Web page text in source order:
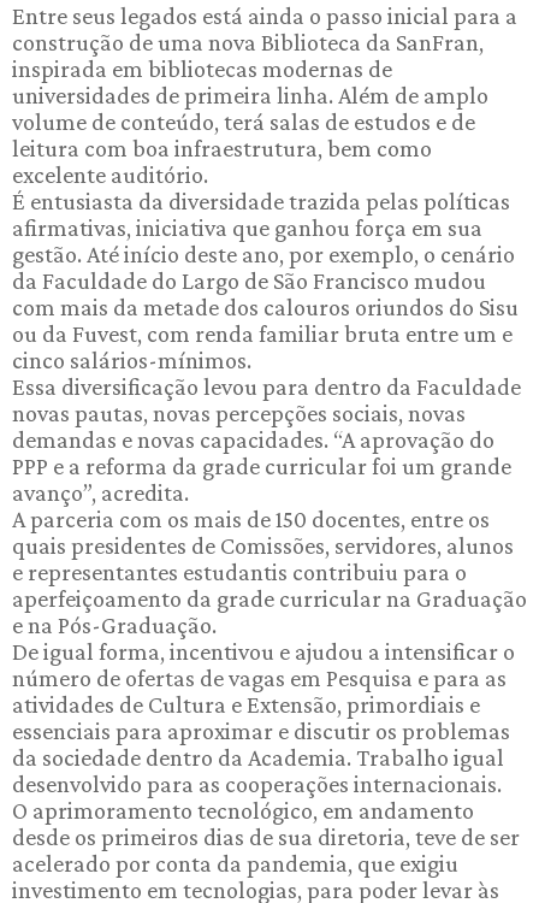
Entre seus legados está ainda o passo inicial para a
construção de uma nova Biblioteca da SanFran,
inspirada em bibliotecas modernas de
universidades de primeira linha. Além de amplo
volume de conteúdo, terá salas de estudos e de
leitura com boa infraestrutura, bem como
excelente auditório.
É entusiasta da diversidade trazida pelas políticas
afirmativas, iniciativa que ganhou força em sua
gestão. Até início deste ano, por exemplo, o cenário
da Faculdade do Largo de São Francisco mudou
com mais da metade dos calouros oriundos do Sisu
ou da Fuvest, com renda familiar bruta entre um e
cinco salários-mínimos.
Essa diversificação levou para dentro da Faculdade
novas pautas, novas percepções sociais, novas
demandas e novas capacidades. “A aprovação do
PPP e a reforma da grade curricular foi um grande
avanço”, acredita.
A parceria com os mais de 150 docentes, entre os
quais presidentes de Comissões, servidores, alunos
e representantes estudantis contribuiu para o
aperfeiçoamento da grade curricular na Graduação
e na Pós-Graduação.
De igual forma, incentivou e ajudou a intensificar o
número de ofertas de vagas em Pesquisa e para as
atividades de Cultura e Extensão, primordiais e
essenciais para aproximar e discutir os problemas
da sociedade dentro da Academia. Trabalho igual
desenvolvido para as cooperações internacionais.
O aprimoramento tecnológico, em andamento
desde os primeiros dias de sua diretoria, teve de ser
acelerado por conta da pandemia, que exigiu
investimento em tecnologias, para poder levar às